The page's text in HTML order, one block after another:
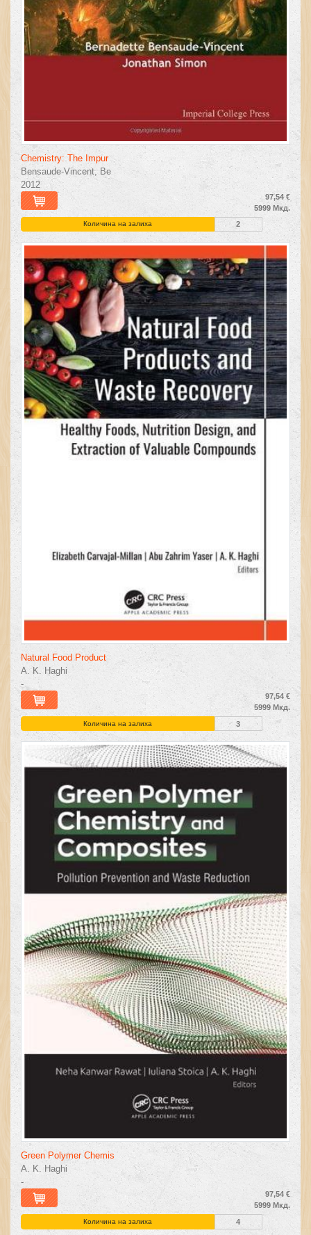
Chemistry: The Impur
Bensaude-Vincent, Be
2012
97,54 €
5999 Мкд.
Количина на залиха 2
Natural Food Product
A. K. Haghi
-
97,54 €
5999 Мкд.
Количина на залиха 3
Green Polymer Chemis
A. K. Haghi
-
97,54 €
5999 Мкд.
Количина на залиха 4